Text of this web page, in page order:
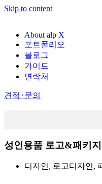
Skip to content
About alp X
포트폴리오
블로그
가이드
연락처
견적･문의
성인용품 로고&패키
디자인, 로고디자인,